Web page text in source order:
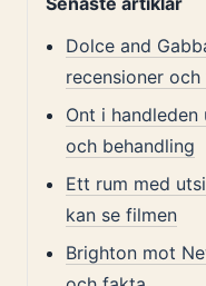
Dolce and
recensioner
Ont i handleden
och behandling
Ett rum med
kan se filmen
Brighton mot